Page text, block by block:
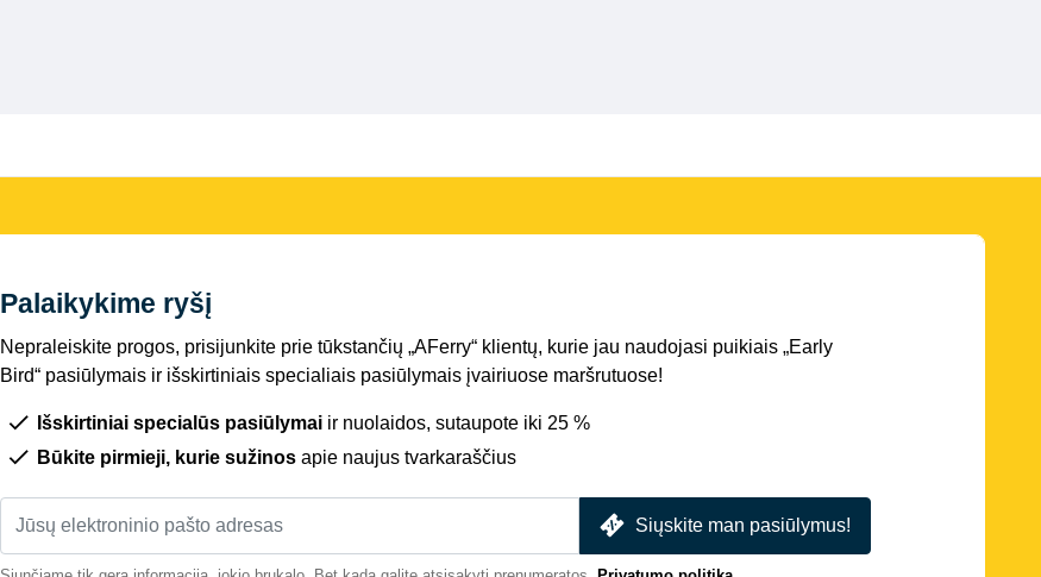
Palaikykime ryšį
Nepraleiskite progos, prisijunkite prie tūkstančių „AFerry“ klientų, kurie jau naudojasi puikiais „Early
Bird“ pasiūlymais ir išskirtiniais specialiais pasiūlymais įvairiuose maršrutuose!
Išskirtiniai specialūs pasiūlymai ir nuolaidos, sutaupote iki 25 %
Būkite pirmieji, kurie sužinos apie naujus tvarkaraščius
Siųskite man pasiūlymus!